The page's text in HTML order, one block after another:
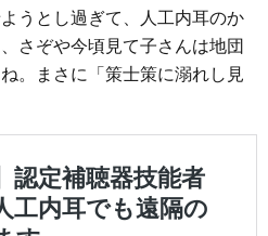
うとし過ぎて、人工内耳のか
さぞや今頃見て子さんは地団
。まさに「策士策に溺れし見